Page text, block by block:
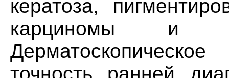
кератоза,
карциномы и
точность ранней